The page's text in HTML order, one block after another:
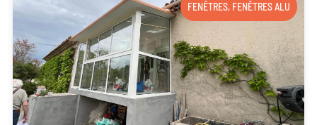
FENÊTRES, FENÊTRES ALU